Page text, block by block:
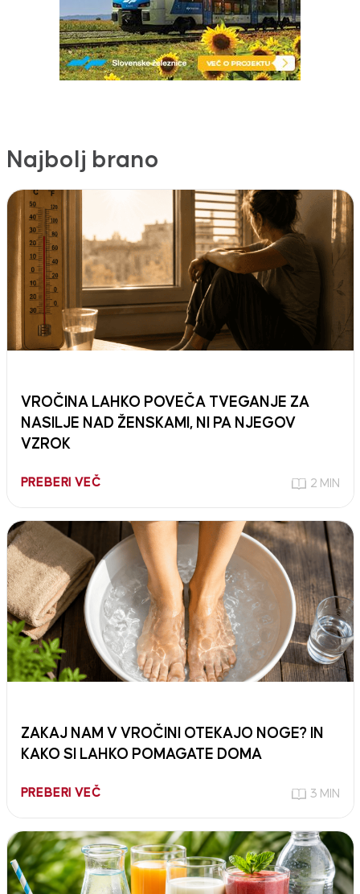
Najbolj brano
VROČINA LAHKO POVEČA TVEGANJE ZA
NASILJE NAD ŽENSKAMI, NI PA NJEGOV
VZROK
PREBERI VEČ 2 MIN
ZAKAJ NAM V VROČINI OTEKAJO NOGE? IN
KAKO SI LAHKO POMAGATE DOMA
PREBERI VEČ 3 MIN